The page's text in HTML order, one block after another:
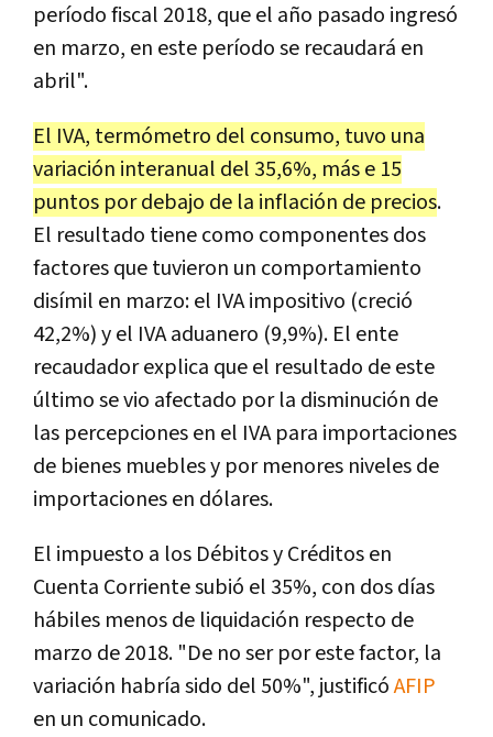
período fiscal 2018, que el año pasado ingresó
en marzo, en este período se recaudará en
abril".
El IVA, termómetro del consumo, tuvo una
variación interanual del 35,6%, más e 15
puntos por debajo de la inflación de precios.
El resultado tiene como componentes dos
factores que tuvieron un comportamiento
disímil en marzo: el IVA impositivo (creció
42,2%) y el IVA aduanero (9,9%). El ente
recaudador explica que el resultado de este
último se vio afectado por la disminución de
las percepciones en el IVA para importaciones
de bienes muebles y por menores niveles de
importaciones en dólares.
El impuesto a los Débitos y Créditos en
Cuenta Corriente subió el 35%, con dos días
hábiles menos de liquidación respecto de
marzo de 2018. "De no ser por este factor, la
variación habría sido del 50%", justificóAFIP
en un comunicado.